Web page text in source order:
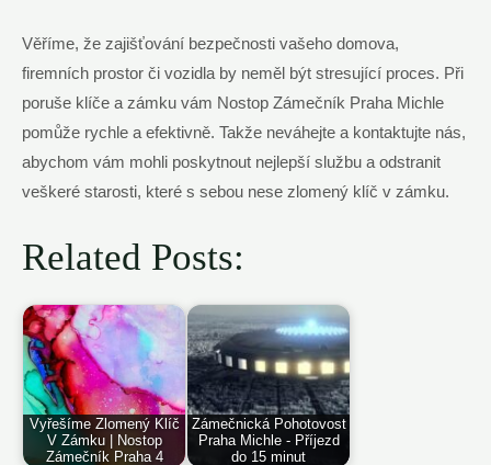
Věříme,‌ že ​zajišťování bezpečnosti vašeho domova,
firemních prostor ​či vozidla by⁢ neměl‍ být stresující proces. Při
poruše klíče a zámku vám Nostop⁣ Zámečník Praha Michle
pomůže​ rychle ‍a​ efektivně. Takže⁤ neváhejte a kontaktujte nás,
abychom ​vám mohli poskytnout nejlepší ‌službu a ⁢odstranit
veškeré⁣ starosti, ⁣které s ‍sebou nese zlomený ⁢klíč v⁤ zámku.
Related Posts:
Vyřešíme Zlomený Klíč
V Zámku | Nostop
Zámečník Praha 4
Zámečnická Pohotovost
Praha Michle - Příjezd
do 15 minut